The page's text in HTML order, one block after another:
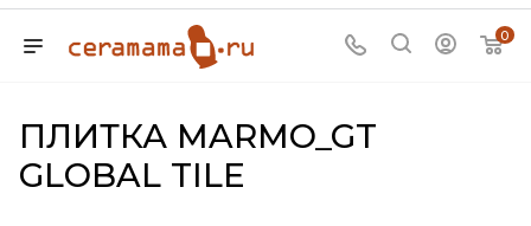
0
ПЛИТКА MARMO_GT
GLOBAL TILE